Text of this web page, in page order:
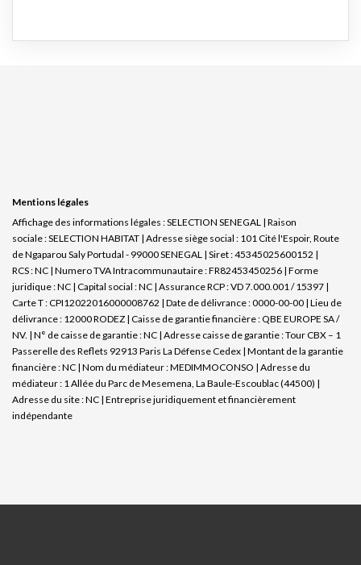
Mentions légales
Affichage des informations légales : SELECTION SENEGAL | Raison
sociale : SELECTION HABITAT | Adresse siège social : 101 Cité l'Espoir, Route
de Ngaparou Saly Portudal - 99000 SENEGAL | Siret : 45345025600152 |
RCS : NC | Numero TVA Intracommunautaire : FR82453450256 | Forme
juridique : NC | Capital social : NC | Assurance RCP : VD 7.000.001 / 15397 |
Carte T : CPI12022016000008762 | Date de délivrance : 0000-00-00 | Lieu de
délivrance : 12000 RODEZ | Caisse de garantie financière : QBE EUROPE SA /
NV. | N° de caisse de garantie : NC | Adresse caisse de garantie : Tour CBX – 1
Passerelle des Reflets 92913 Paris La Défense Cedex | Montant de la garantie
financière : NC | Nom du médiateur : MEDIMMOCONSO | Adresse du
médiateur : 1 Allée du Parc de Mesemena, La Baule-Escoublac (44500) |
Adresse du site : NC | Entreprise juridiquement et financièrement
indépendante